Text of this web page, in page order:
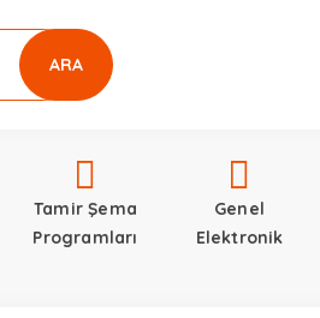
ARA
Tamir Şema
Programları
Genel
Elektronik